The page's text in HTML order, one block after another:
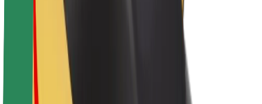
Blog
Sajtószoba
Brand
Küldetés
Befektetői kapcsolatok